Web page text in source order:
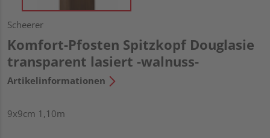
Scheerer
Komfort-Pfosten Spitzkopf Douglasie
transparent lasiert -walnuss-
Artikelinformationen
9x9cm 1,10m